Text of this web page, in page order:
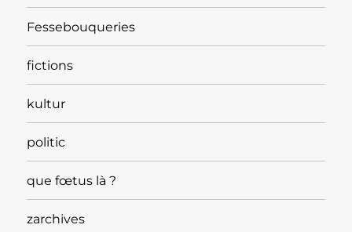
Fessebouqueries
fictions
kultur
politic
que fœtus là ?
zarchives